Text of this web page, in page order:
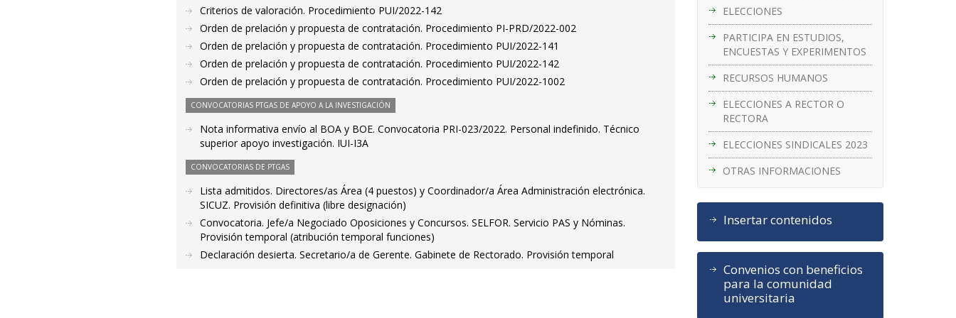
ELECCIONES
PARTICIPA EN ESTUDIOS,
ENCUESTAS Y EXPERIMENTOS
RECURSOS HUMANOS
ELECCIONES A RECTOR O
RECTORA
ELECCIONES SINDICALES 2023
OTRAS INFORMACIONES
Insertar contenidos
Convenios con beneficios
para la comunidad
universitaria
Criterios de valoración. Procedimiento PUI/2022-142
Orden de prelación y propuesta de contratación. Procedimiento PI-PRD/2022-002
Orden de prelación y propuesta de contratación. Procedimiento PUI/2022-141
Orden de prelación y propuesta de contratación. Procedimiento PUI/2022-142
Orden de prelación y propuesta de contratación. Procedimiento PUI/2022-1002
CONVOCATORIAS PTGAS DE APOYO A LA INVESTIGACIÓN
Nota informativa envío al BOA y BOE. Convocatoria PRI-023/2022. Personal indefinido. Técnico
superior apoyo investigación. IUI-I3A
CONVOCATORIAS DE PTGAS
Lista admitidos. Directores/as Área (4 puestos) y Coordinador/a Área Administración electrónica.
SICUZ. Provisión definitiva (libre designación)
Convocatoria. Jefe/a Negociado Oposiciones y Concursos. SELFOR. Servicio PAS y Nóminas.
Provisión temporal (atribución temporal funciones)
Declaración desierta. Secretario/a de Gerente. Gabinete de Rectorado. Provisión temporal